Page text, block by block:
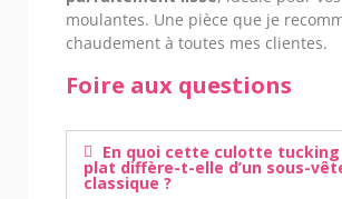
moulantes. Une pièce que je
chaudement à toutes mes clientes.
Foire aux questions
En quoi cette culotte
plat diffère-t-elle d’un sous-
classique ?